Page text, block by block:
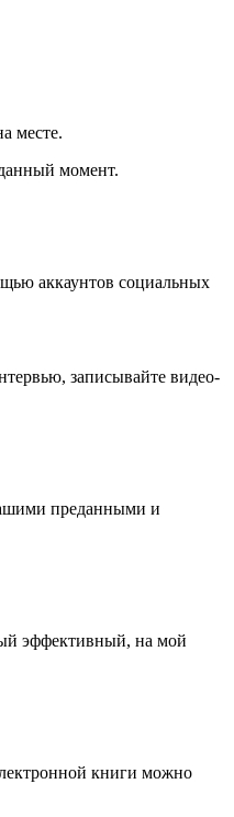
месте.
момент.
аккаунтов социальных
записывайте видео-
преданными и
эффективный, на мой
книги можно